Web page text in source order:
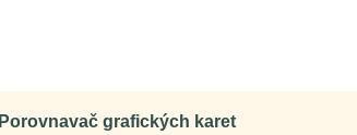
Porovnavač grafických karet